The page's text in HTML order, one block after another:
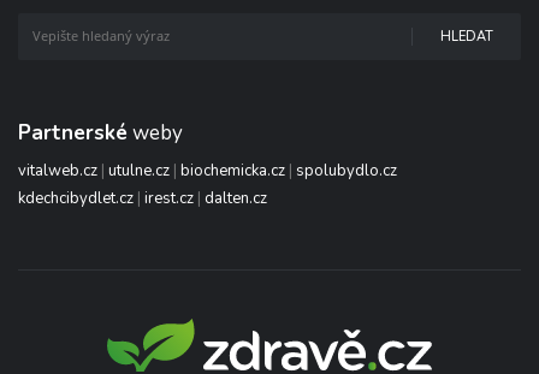
HLEDAT
Partnerské weby
vitalweb.cz | utulne.cz | biochemicka.cz | spolubydlo.cz
kdechcibydlet.cz | irest.cz | dalten.cz